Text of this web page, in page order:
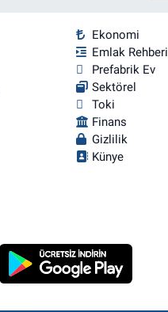
Ekonomi
Emlak Rehberi
Prefabrik Ev
Sektörel
Toki
Finans
Gizlilik
Künye